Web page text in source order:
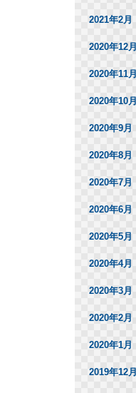
2021年2月
2020年12月
2020年11月
2020年10月
2020年9月
2020年8月
2020年7月
2020年6月
2020年5月
2020年4月
2020年3月
2020年2月
2020年1月
2019年12月